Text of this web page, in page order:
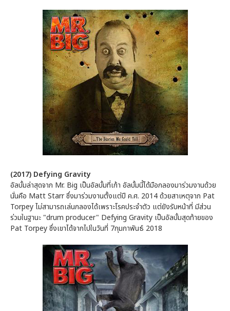
(2017) Defying Gravity
อัลบั้มล่าสุดจาก Mr. Big เป็นอัลบั้มที่เก้า อัลบั้มนี้ได้มือกลองมาร่วมงานด้วย
นั่นคือ Matt Starr ซึ่งมาร่วมงานตั้งแต่ปี ค.ศ. 2014 ด้วยสาเหตุจาก Pat
Torpey ไม่สามารถเล่นกลองได้เพราะโรคประจำตัว แต่ยังรับหน้าที่ มีส่วน
ร่วมในฐานะ "drum producer" Defying Gravity เป็นอัลบั้มสุดท้ายของ
Pat Torpey ซึ่งเขาได้จากไปในวันที่ 7กุมภาพันธ์ 2018